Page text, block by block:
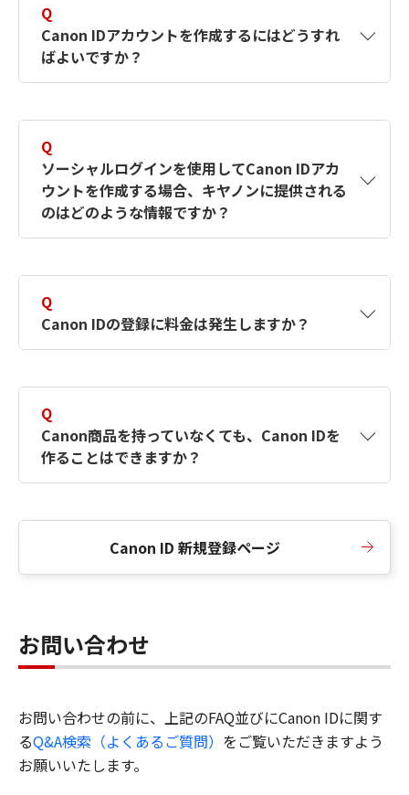
Q
Canon IDアカウントを作成するにはどうすれ
ばよいですか？
す。詳しい作成方法は【カメラ】Canon IDとは
何ですか？Canon IDの作成方法は？をご確認く
ださい。
Q
ソーシャルログインを使用してCanon IDアカ
ウントを作成する場合、キヤノンに提供される
のはどのような情報ですか？
択したサービスから取得します。アカウントを
簡単に作成できるように、この情報を使用して
Canon IDの登録フォームを入力します。
Q
Canon IDの登録に料金は発生しますか？
Q
Canon商品を持っていなくても、Canon IDを
作ることはできますか？
Canon ID 新規登録ページ
お問い合わせ
お問い合わせの前に、上記のFAQ並びにCanon IDに関す
るQ&A検索（よくあるご質問） をご覧いただきますよう
お願いいたします。